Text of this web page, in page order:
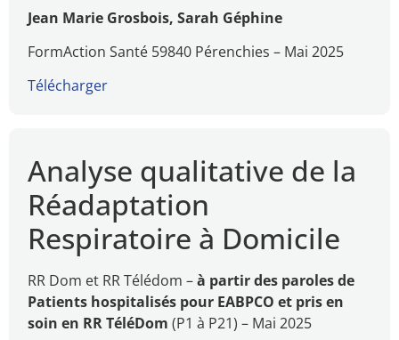
Jean Marie Grosbois, Sarah Géphine
FormAction Santé 59840 Pérenchies – Mai 2025
Télécharger
Analyse qualitative de la
Réadaptation
Respiratoire à Domicile
RR Dom et RR Télédom –à partir des paroles de
Patients hospitalisés pour EABPCO et pris en
soin en RR TéléDom (P1 à P21) – Mai 2025